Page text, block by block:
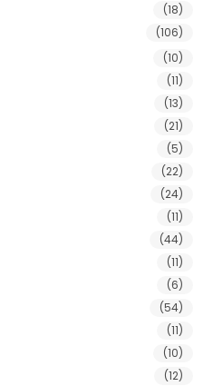
(18)
(106)
(10)
(11)
(13)
(21)
(5)
(22)
(24)
(11)
(44)
(11)
(6)
(54)
(11)
(10)
(12)